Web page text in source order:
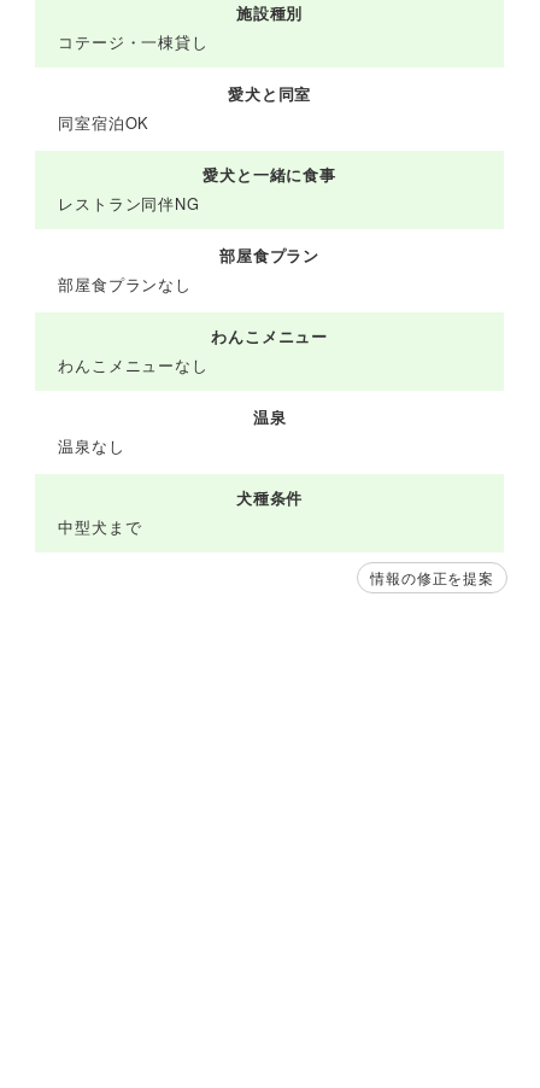
施設種別
コテージ・一棟貸し
愛犬と同室
同室宿泊OK
愛犬と一緒に食事
レストラン同伴NG
部屋食プラン
部屋食プランなし
わんこメニュー
わんこメニューなし
温泉
温泉なし
犬種条件
中型犬まで
情報の修正を提案